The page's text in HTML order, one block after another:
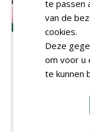
te passen
van de
cookies.
Deze
om voor u
te kunnen